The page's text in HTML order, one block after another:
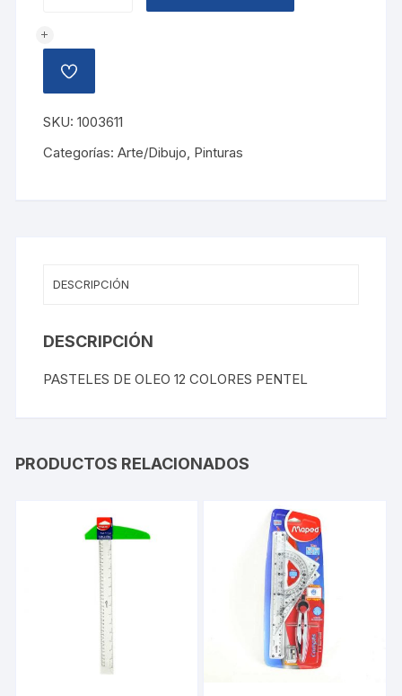
12
COLORES
PENTEL
AÑADIR
A
LISTA
DE
DESEOS
SKU:1003611
Categorías:Arte/Dibujo, Pinturas
DESCRIPCIÓN
DESCRIPCIÓN
PASTELES DE OLEO 12 COLORES PENTEL
PRODUCTOS RELACIONADOS